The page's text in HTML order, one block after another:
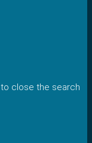
close the search